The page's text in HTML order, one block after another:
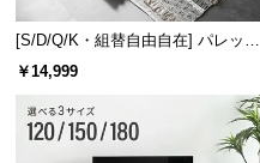
[S/D/Q/K・組替自由自在] パレット
ベッド 8/12/16枚セット
￥14,999